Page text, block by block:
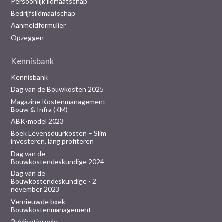
Bedrijfslidmaatschap
Aanmeldformulier
Opzeggen
Kennisbank
Kennisbank
Dag van de Bouwkosten 2025
Magazine Kostenmanagement
Bouw & Infra (KM)
ABK-model 2023
Boek Levensduurkosten – Slim
investeren, lang profiteren
Dag van de
Bouwkostendeskundige 2024
Dag van de
Bouwkostendeskundige - 2
november 2023
Vernieuwde boek
Bouwkostenmanagement